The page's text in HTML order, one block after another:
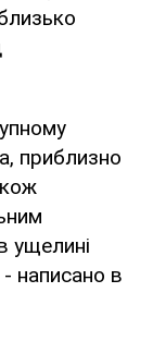
приблизно
ущелині
написано в